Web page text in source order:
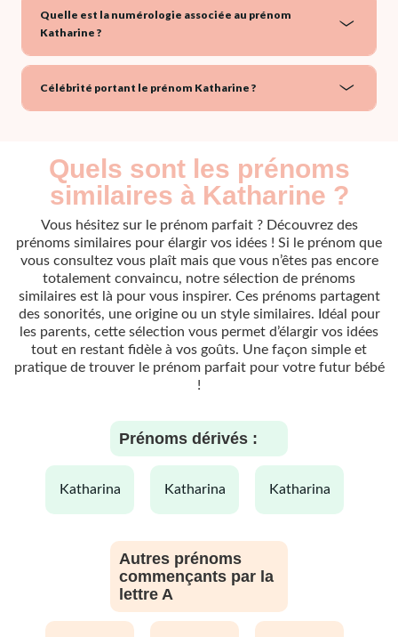
Quelle est la numérologie associée au prénom
Katharine ?
Célébrité portant le prénom Katharine ?
Quels sont les prénoms
similaires à Katharine ?
Vous hésitez sur le prénom parfait ? Découvrez des
prénoms similaires pour élargir vos idées ! Si le prénom que
vous consultez vous plaît mais que vous n’êtes pas encore
totalement convaincu, notre sélection de prénoms
similaires est là pour vous inspirer. Ces prénoms partagent
des sonorités, une origine ou un style similaires. Idéal pour
les parents, cette sélection vous permet d’élargir vos idées
tout en restant fidèle à vos goûts. Une façon simple et
pratique de trouver le prénom parfait pour votre futur bébé
!
Prénoms dérivés :
katharina katharina katharina
Autres prénoms
commençants par la
lettre A